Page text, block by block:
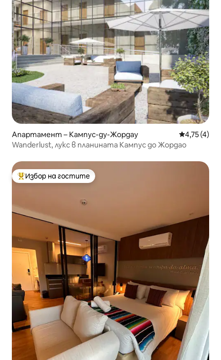
Апартамент – Кампус-ду-Жордау Средна
4,75 (4)
Wanderlust, лукс в планината Кампус до Жордао
Най-популярен избор на гостите
Избор на гостите